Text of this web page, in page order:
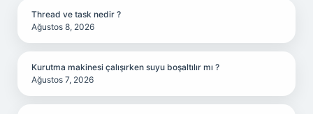
Thread ve task nedir ?
Ağustos 8, 2026
Kurutma makinesi çalışırken suyu boşaltılır mı ?
Ağustos 7, 2026